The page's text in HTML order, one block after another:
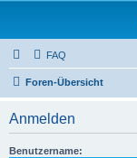
FAQ
Foren-Übersicht
Anmelden
Benutzername: